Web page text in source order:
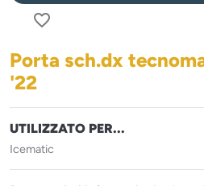
favorite_border
Porta sch.dx
'22
UTILIZZATO PER...
Icematic